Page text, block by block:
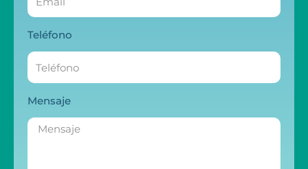
Teléfono
Mensaje